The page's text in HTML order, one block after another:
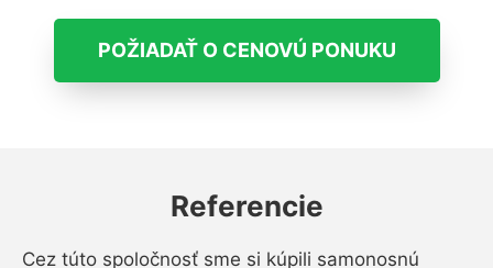
POŽIADAŤ O CENOVÚ PONUKU
Referencie
Cez túto spoločnosť sme si kúpili samonosnú